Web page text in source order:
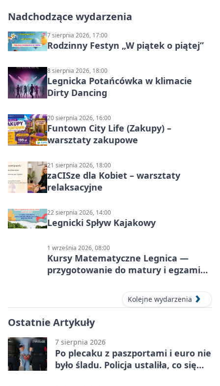
Nadchodzące wydarzenia
7 sierpnia 2026, 17:00
Rodzinny Festyn „W piątek o piątej”
8 sierpnia 2026, 18:00
Legnicka Potańcówka w klimacie
Dirty Dancing
20 sierpnia 2026, 16:00
Funtown City Life (Zakupy) –
warsztaty zakupowe
21 sierpnia 2026, 18:00
zaCISze dla Kobiet – warsztaty
relaksacyjne
22 sierpnia 2026, 14:00
Legnicki Spływ Kajakowy
1 września 2026, 08:00
Kursy Matematyczne Legnica —
przygotowanie do matury i egzaminu
Kolejne wydarzenia
Ostatnie Artykuły
7 sierpnia 2026
Po plecaku z paszportami i euro nie
było śladu. Policja ustaliła, co się